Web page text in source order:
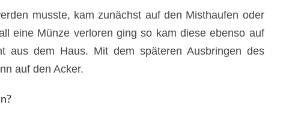
musste, kam zunächst auf den Misthaufen oder
eine Münze verloren ging so kam diese ebenso auf
aus dem Haus. Mit dem späteren Ausbringen des
auf den Acker.